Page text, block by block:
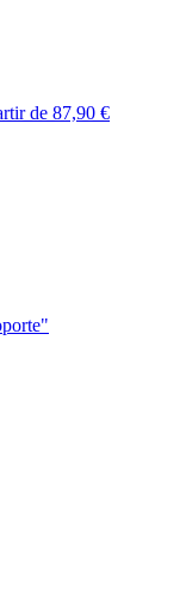
de 87,90 €